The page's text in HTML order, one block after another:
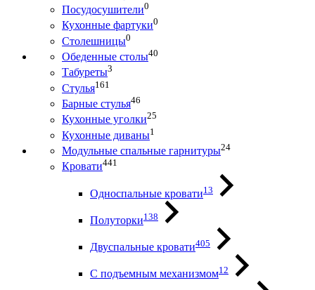
Посудосушители0
Кухонные фартуки0
Столешницы0
Обеденные столы40
Табуреты3
Стулья161
Барные стулья46
Кухонные уголки25
Кухонные диваны1
Модульные спальные гарнитуры24
Кровати441
Односпальные кровати13
Полуторки138
Двуспальные кровати405
С подъемным механизмом12